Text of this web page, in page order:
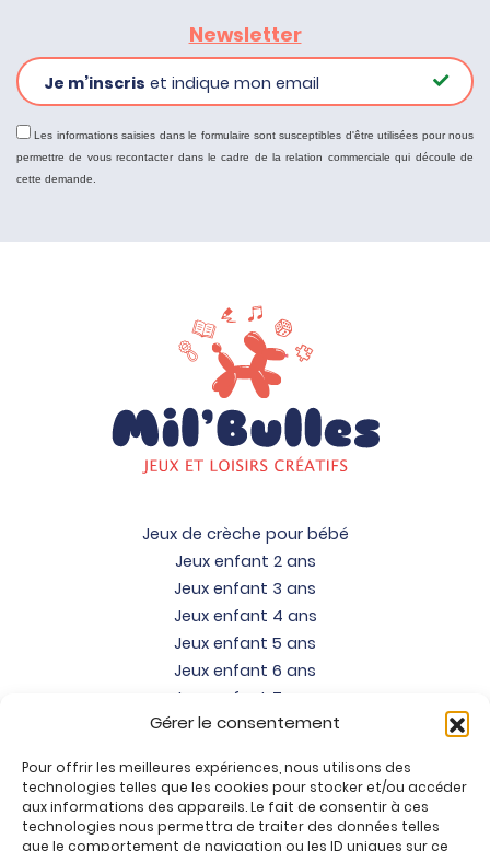
Gérer le consentement
Pour offrir les meilleures expériences, nous utilisons des
technologies telles que les cookies pour stocker et/ou accéder
aux informations des appareils. Le fait de consentir à ces
technologies nous permettra de traiter des données telles
que le comportement de navigation ou les ID uniques sur ce
Newsletter
Je m’inscris et indique mon email
Les informations saisies dans le formulaire sont susceptibles d'être utilisées pour nous
permettre de vous recontacter dans le cadre de la relation commerciale qui découle de
cette demande.
Jeux de crèche pour bébé
Jeux enfant 2 ans
Jeux enfant 3 ans
Jeux enfant 4 ans
Jeux enfant 5 ans
Jeux enfant 6 ans
Jeux enfant 7 ans
Jeux enfant 8 ans
Jeux enfant 10 ans
Jeux enfant 11 ans
Jeux enfant 12 ans